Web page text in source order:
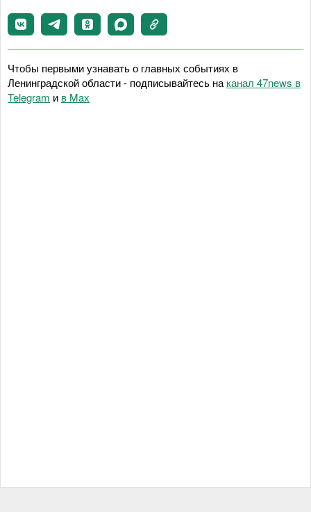
Чтобы первыми узнавать о главных событиях в
Ленинградской области - подписывайтесь на канал 47news в
Telegram и в Maх